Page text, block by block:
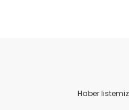
Ürün resmi kalitesiz, bozuk
Ürün açıklamasında eksik
Haber